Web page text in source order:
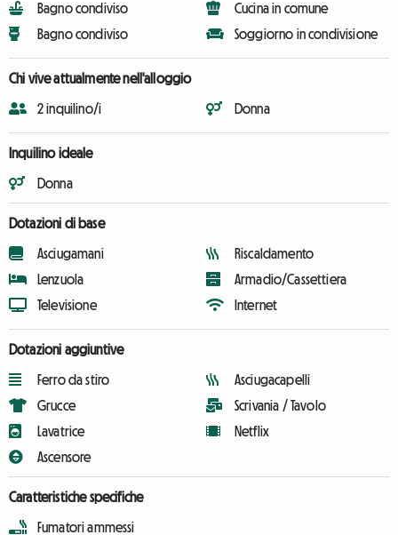
Bagno condiviso
Bagno condiviso
Cucina in comune
Soggiorno in condivisione
Chi vive attualmente nell'alloggio
2 inquilino/i Donna
Inquilino ideale
Donna
Dotazioni di base
Asciugamani
Lenzuola
Televisione
Riscaldamento
Armadio/Cassettiera
Internet
Dotazioni aggiuntive
Ferro da stiro
Grucce
Lavatrice
Ascensore
Asciugacapelli
Scrivania / Tavolo
Netflix
Caratteristiche specifiche
Fumatori ammessi